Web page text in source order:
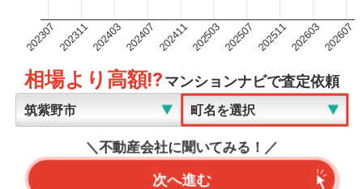
202307202311202403202407202411202503202507202511202603202607
相場より高額!?マンションナビで査定依頼
＼不動産会社に聞いてみる！／
次へ進む